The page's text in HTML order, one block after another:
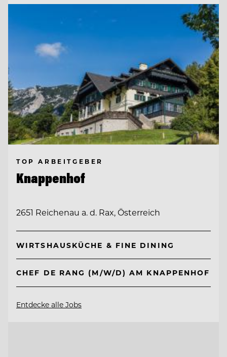
TOP ARBEITGEBER
Knappenhof
2651 Reichenau a. d. Rax, Österreich
WIRTSHAUSKÜCHE & FINE DINING
CHEF DE RANG (M/W/D) AM KNAPPENHOF
Entdecke alle Jobs